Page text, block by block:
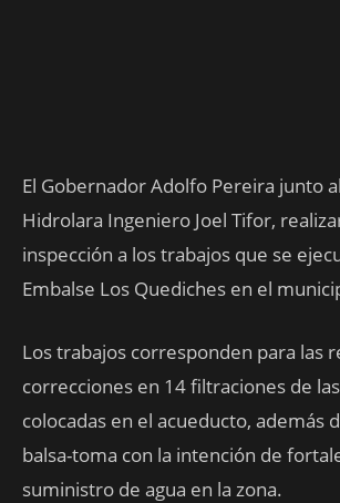
El Gobernador Adolfo Pereira junto
Hidrolara Ingeniero Joel Tifor,
inspección a los trabajos que se
Embalse Los Quediches en el
Los trabajos corresponden para las
correcciones en 14 filtraciones de
colocadas en el acueducto, además
balsa-toma con la intención de
suministro de agua en la zona.